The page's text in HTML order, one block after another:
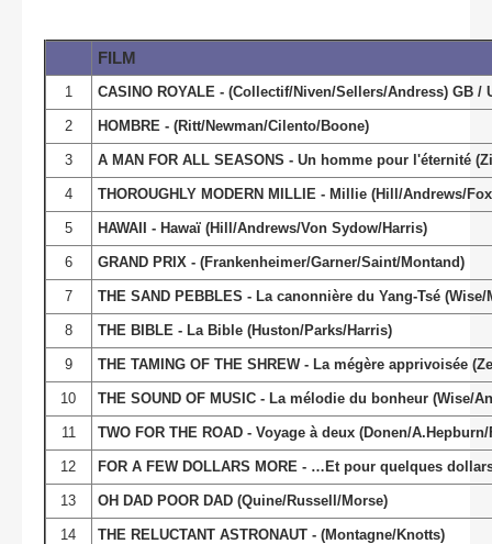
FILM
1 CASINO ROYALE - (Collectif/Niven/Sellers/Andress) GB /
2 HOMBRE - (Ritt/Newman/Cilento/Boone)
3 A MAN FOR ALL SEASONS - Un homme pour l'éternité
4 THOROUGHLY MODERN MILLIE - Millie (Hill/Andrews/
5 HAWAII - Hawaï (Hill/Andrews/Von Sydow/Harris)
6 GRAND PRIX - (Frankenheimer/Garner/Saint/Montand)
7 THE SAND PEBBLES - La canonnière du Yang-Tsé
8 THE BIBLE - La Bible (Huston/Parks/Harris)
9 THE TAMING OF THE SHREW - La mégère apprivoisée
10 THE SOUND OF MUSIC - La mélodie du bonheur (Wise/
11 TWO FOR THE ROAD - Voyage à deux (Donen/
12 FOR A FEW DOLLARS MORE - …Et pour quelques
13 OH DAD POOR DAD (Quine/Russell/Morse)
14 THE RELUCTANT ASTRONAUT - (Montagne/Knotts)